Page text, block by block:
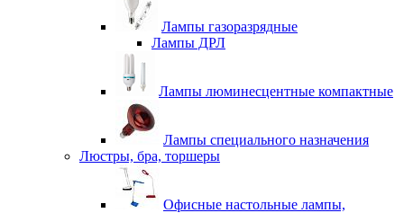
Лампы газоразрядные
Лампы ДРЛ
Лампы люминесцентные компактные
Лампы специального назначения
Люстры, бра, торшеры
Офисные настольные лампы,